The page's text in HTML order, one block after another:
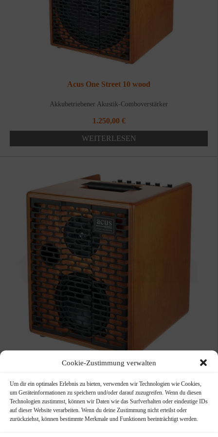
Cookie-Zustimmung verwalten
Um dir ein optimales Erlebnis zu bieten, verwenden wir Technologien wie Cookies,
um Geräteinformationen zu speichern und/oder darauf zuzugreifen. Wenn du diesen
Technologien zustimmst, können wir Daten wie das Surfverhalten oder eindeutige IDs
auf dieser Website verarbeiten. Wenn du deine Zustimmung nicht erteilst oder
zurückziehst, können bestimmte Merkmale und Funktionen beeinträchtigt werden.
Acus One Street 10 wood
Akkubetriebener Akustik-Comboverstärker
1.250,00 €
WEITERLESEN
Akkubetriebener Akustik-Comboverstärker
715,00€